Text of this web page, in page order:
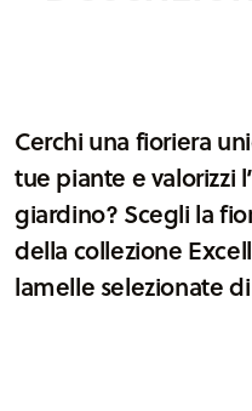
Cerchi una fioriera
tue piante e valorizzi
giardino? Scegli la
della collezione
lamelle selezionate